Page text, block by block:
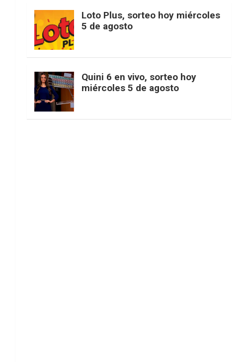
o
k
g
a
m
k
s
t
a
p
t
r
u
e
Loto Plus, sorteo hoy miércoles
5 de agosto
Quini 6 en vivo, sorteo hoy
miércoles 5 de agosto